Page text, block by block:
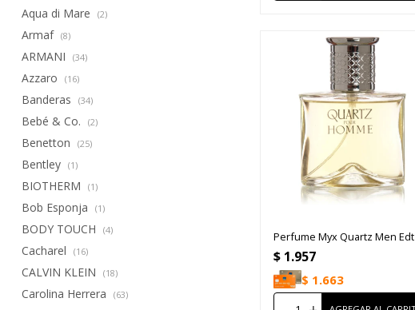
Perfume Myx Quartz Men Edt
$ 1.957
$ 1.663
Aqua di Mare (2)
Armaf (8)
ARMANI (34)
Azzaro (16)
Banderas (34)
Bebé & Co. (2)
Benetton (25)
Bentley (1)
BIOTHERM (1)
Bob Esponja (1)
BODY TOUCH (4)
Cacharel (16)
CALVIN KLEIN (18)
Carolina Herrera (63)